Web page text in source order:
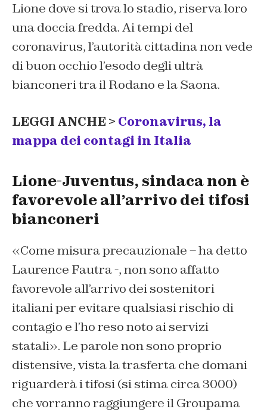
Lione dove si trova lo stadio, riserva loro
una doccia fredda. Ai tempi del
coronavirus, l’autorità cittadina non vede
di buon occhio l’esodo degli ultrà
bianconeri tra il Rodano e la Saona.
LEGGI ANCHE > Coronavirus, la
mappa dei contagi in Italia
Lione-Juventus, sindaca non è
favorevole all’arrivo dei tifosi
bianconeri
«Come misura precauzionale – ha detto
Laurence Fautra -, non sono affatto
favorevole all’arrivo dei sostenitori
italiani per evitare qualsiasi rischio di
contagio e l’ho reso noto ai servizi
statali». Le parole non sono proprio
distensive, vista la trasferta che domani
riguarderà i tifosi (si stima circa 3000)
che vorranno raggiungere il Groupama